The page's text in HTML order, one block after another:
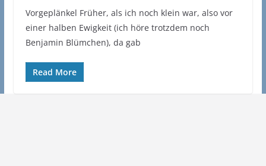
Vorgeplänkel Früher, als ich noch klein war, also vor
einer halben Ewigkeit (ich höre trotzdem noch
Benjamin Blümchen), da gab
Read More